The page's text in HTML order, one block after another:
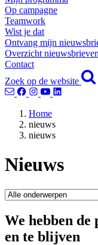
Op campagne
Teamwork
Wist je dat
Ontvang mijn
Overzicht nieuwsbrieven
Contact
Zoek op de website
Home
nieuws
nieuws
Nieuws
We hebben
en te blijven